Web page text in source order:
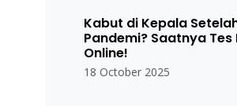
Kabut di Kepala
Pandemi? Saatnya Tes
Online!
18 October 2025